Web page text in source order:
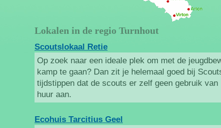
Lokalen in de regio Turnhout
Scoutslokaal Retie
Op zoek naar een ideale plek om met de
kamp te gaan? Dan zit je helemaal goed bij
tijdstippen dat de scouts er zelf geen gebruik
huur aan.
Ecohuis Tarcitius Geel